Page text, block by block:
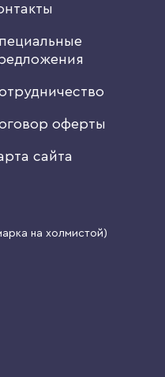
оферты
сайта
на холмистой)